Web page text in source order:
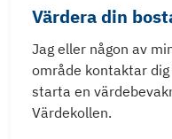
Värdera din
Jag eller någon av
område kontaktar
starta en
Värdekollen.